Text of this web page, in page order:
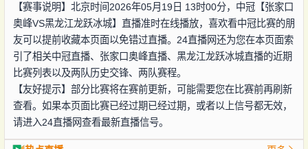
【赛事说明】北京时间2026年05月19日 13时00分，中冠【张家口
奥峰VS黑龙江龙跃冰城】直播准时在线播放，喜欢看中冠比赛的朋
友可以提前收藏本页面以免错过直播。24直播网还为您在本页面索
引了相关中冠直播、张家口奥峰直播、黑龙江龙跃冰城直播的近期
比赛列表以及两队历史交锋、两队赛程。
【友好提示】部分比赛将在赛前更新，可能需要您在比赛前再刷新
查看。如果本页面比赛已经过期已经过期，或者以上信号都无效，
请进入24直播网查看最新直播信号。